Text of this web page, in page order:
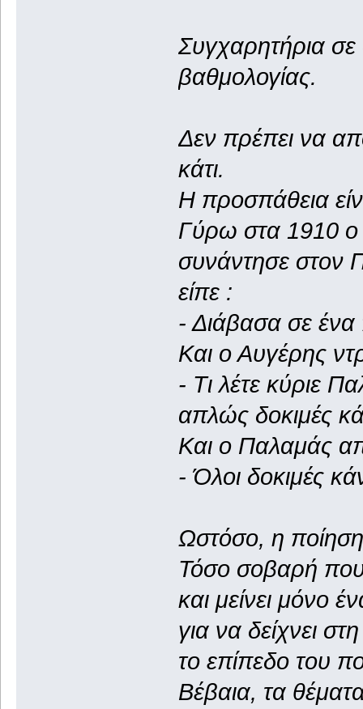
Συγχαρητήρια
βαθμολογίας.
Δεν πρέπει να
κάτι.
Η προσπάθεια
Γύρω στα 1910 ο
συνάντησε στον
είπε :
- Διάβασα σε ένα
Και ο Αυγέρης
- Τι λέτε κύριε
απλώς δοκιμές
Και ο Παλαμάς
- Όλοι δοκιμές
Ωστόσο, η
Τόσο σοβαρή που
και μείνει μόνο
για να δείχνει
το επίπεδο του
Βέβαια, τα